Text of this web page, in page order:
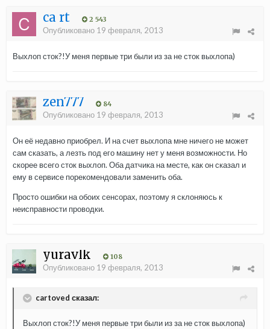
ca rt 2 543
Опубликовано 19 февраля, 2013
Выхлоп сток?!У меня первые три были из за не сток выхлопа)
zen777 84
Опубликовано 19 февраля, 2013
Он её недавно приобрел. И на счет выхлопа мне ничего не может
сам сказать, а лезть под его машину нет у меня возможности. Но
скорее всего сток выхлоп. Оба датчика на месте, как он сказал и
ему в сервисе порекомендовали заменить оба.
Просто ошибки на обоих сенсорах, поэтому я склоняюсь к
неисправности проводки.
yuravlk 108
Опубликовано 19 февраля, 2013
cartoved сказал:
Выхлоп сток?!У меня первые три были из за не сток выхлопа)